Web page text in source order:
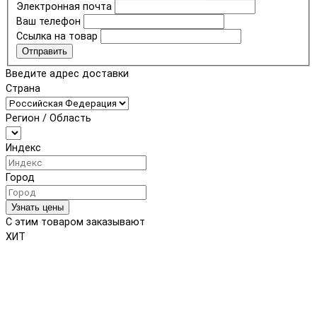
Электронная почта
Ваш телефон
Ссылка на товар
Отправить
Введите адрес доставки
Страна
Регион / Область
Индекс
Город
Узнать цены
С этим товаром заказывают
ХИТ